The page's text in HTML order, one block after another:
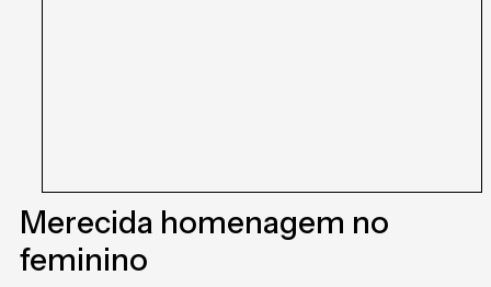
Merecida homenagem no
feminino